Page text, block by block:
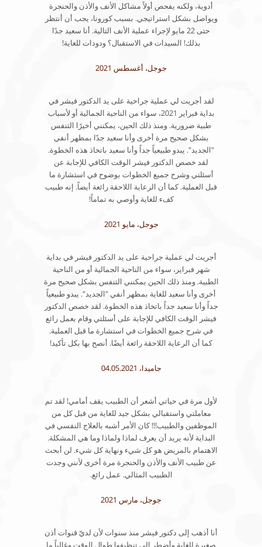
أدوية، ولكنه يفحص أولاً مشاكل الأنف والأذن والحنجرة
ويواصل بشكل استراتيجي. بسبب كورونا، يجب أن أنتظر
حتى 22 مايو لإجراء عملية الأنف التالية. أنا سعيد جدًا
بذلك! السيدات في الاستقبال؟ ودودات للغاية!
جوجل، أغسطس 2021
لقد أجريت لي عملية جراحية على يد الدكتور فيشر في
بداية فبراير 2021، سواء من الناحية الجمالية أو لأسباب
طبية ضرورية. ومنذ ذلك الحين، يمكنني أخيرًا التنفس
بشكل صحيح مرة أخرى وأنا سعيد جدًا بمظهر أنفي
"الجديد". يبدو طبيعياً جداً وأنا سعيد باتخاذ هذه الخطوة.
لقد خصص الدكتور فيشر الوقت الكافي للإجابة عن
أسئلتي وشرح جميع الخطوات بوضوح في استشارة ما
قبل العملية. كما أن الرعاية اللاحقة رائعة أيضاً. إنه طبيب
كفء للغاية وأوصي به تماماً!
جوجل، مايو 2021
أجريت لي عملية جراحية على يد الدكتور فيشر في بداية
شهر فبراير، سواء من الناحية الجمالية أو من الناحية
الطبية. ومنذ ذلك الحين يمكنني التنفس بشكل صحيح مرة
أخرى وأنا سعيد للغاية بمظهر أنفي "الجديد". يبدو طبيعياً
جداً وأنا سعيد جداً باتخاذ هذه الخطوة. لقد خصص الدكتور
فيشر الوقت الكافي للإجابة على أسئلتي وقام بعمل رائع
في شرح جميع الخطوات في استشارة ما قبل العملية.
كما أن الرعاية اللاحقة رائعة أيضًا. أنصح بها بكل تأكيد!
جاميدا، 04.05.2021
لأول مرة في حياتي أشعر أن الطبيب يقف أمامي! لقد تم
معاملتي واستقبالي بشكل جيد للغاية من قبل كل من
الموظفين والطبيب!!! كان الأمر أشبه بالعلاج النفسي في
البداية لأنه يريد أن يعرف لماذا ولماذا وما هي المشكلة.
الاهتمام بالمريض هو كل شيء ونهاية كل شيء. لن أبحث
عن طبيب الأنف والأذن والحنجرة مرة أخرى لأنني وجدت
الطبيب المثالي. عمل رائع.
جوجل، مارس 2021
أنا أذهب إلى دكتور فيشر منذ سنوات لأن لديّ قنوات أذن
صغيرة للغاية وأضطر إلى تنظيفها طوال الوقت وغالباً ما